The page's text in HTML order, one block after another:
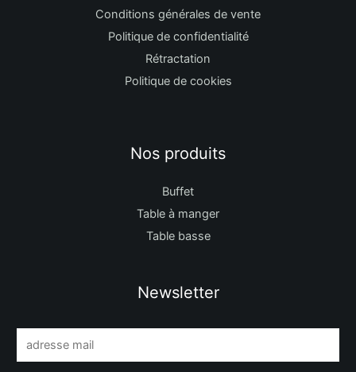
Conditions générales de vente
Politique de confidentialité
Rétractation
Politique de cookies
Nos produits
Buffet
Table à manger
Table basse
Newsletter
m